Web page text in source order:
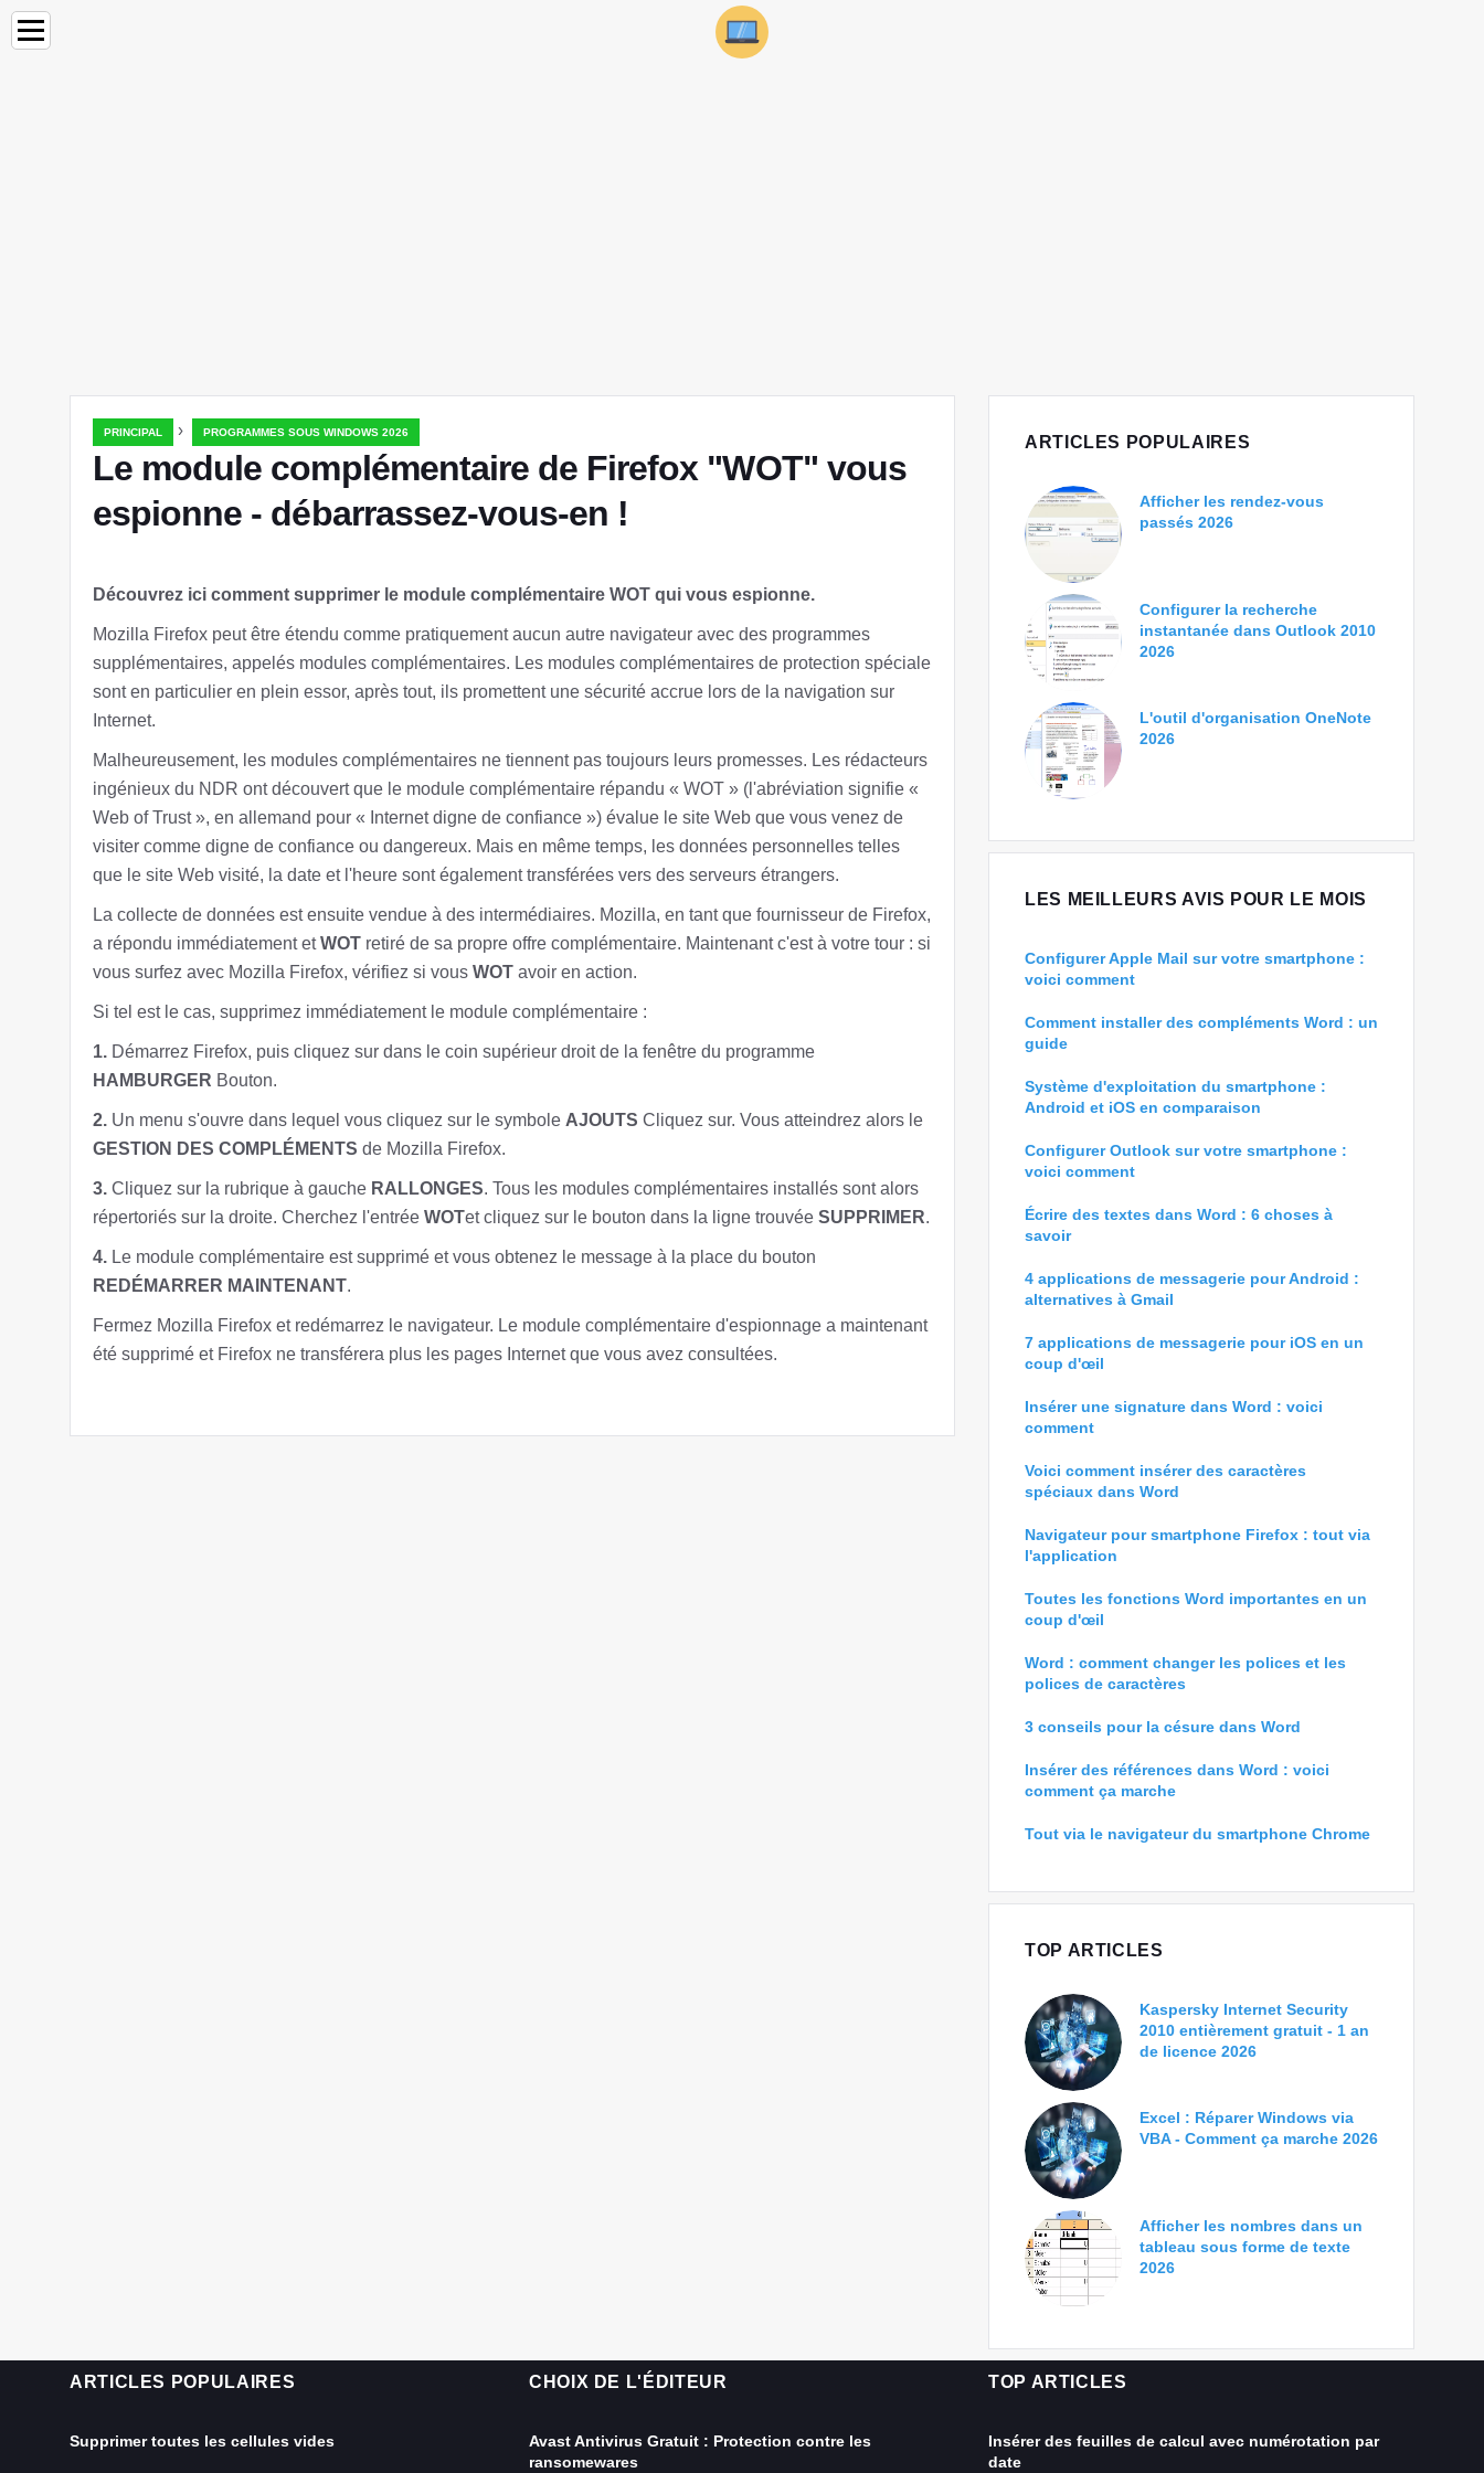
PRINCIPAL › PROGRAMMES SOUS WINDOWS 2026
Le module complémentaire de Firefox "WOT" vous
espionne - débarrassez-vous-en !
Découvrez ici comment supprimer le module complémentaire WOT qui vous espionne.
Mozilla Firefox peut être étendu comme pratiquement aucun autre navigateur avec des programmes
supplémentaires, appelés modules complémentaires. Les modules complémentaires de protection spéciale
sont en particulier en plein essor, après tout, ils promettent une sécurité accrue lors de la navigation sur
Internet.
Malheureusement, les modules complémentaires ne tiennent pas toujours leurs promesses. Les rédacteurs
ingénieux du NDR ont découvert que le module complémentaire répandu « WOT » (l'abréviation signifie «
Web of Trust », en allemand pour « Internet digne de confiance ») évalue le site Web que vous venez de
visiter comme digne de confiance ou dangereux. Mais en même temps, les données personnelles telles
que le site Web visité, la date et l'heure sont également transférées vers des serveurs étrangers.
La collecte de données est ensuite vendue à des intermédiaires. Mozilla, en tant que fournisseur de Firefox,
a répondu immédiatement etWOT retiré de sa propre offre complémentaire. Maintenant c'est à votre tour : si
vous surfez avec Mozilla Firefox, vérifiez si vous WOT avoir en action.
Si tel est le cas, supprimez immédiatement le module complémentaire :
1. Démarrez Firefox, puis cliquez sur dans le coin supérieur droit de la fenêtre du programme
HAMBURGER Bouton.
2. Un menu s'ouvre dans lequel vous cliquez sur le symbole AJOUTS Cliquez sur. Vous atteindrez alors le
GESTION DES COMPLÉMENTS de Mozilla Firefox.
3. Cliquez sur la rubrique à gauche RALLONGES. Tous les modules complémentaires installés sont alors
répertoriés sur la droite. Cherchez l'entrée WOTet cliquez sur le bouton dans la ligne trouvée SUPPRIMER.
4. Le module complémentaire est supprimé et vous obtenez le message à la place du bouton
REDÉMARRER MAINTENANT.
Fermez Mozilla Firefox et redémarrez le navigateur. Le module complémentaire d'espionnage a maintenant
été supprimé et Firefox ne transférera plus les pages Internet que vous avez consultées.
ARTICLES POPULAIRES
Afficher les rendez-vous
passés 2026
Configurer la recherche
instantanée dans Outlook 2010
2026
L'outil d'organisation OneNote
2026
LES MEILLEURS AVIS POUR LE MOIS
Configurer Apple Mail sur votre smartphone :
voici comment
Comment installer des compléments Word : un
guide
Système d'exploitation du smartphone :
Android et iOS en comparaison
Configurer Outlook sur votre smartphone :
voici comment
Écrire des textes dans Word : 6 choses à
savoir
4 applications de messagerie pour Android :
alternatives à Gmail
7 applications de messagerie pour iOS en un
coup d'œil
Insérer une signature dans Word : voici
comment
Voici comment insérer des caractères
spéciaux dans Word
Navigateur pour smartphone Firefox : tout via
l'application
Toutes les fonctions Word importantes en un
coup d'œil
Word : comment changer les polices et les
polices de caractères
3 conseils pour la césure dans Word
Insérer des références dans Word : voici
comment ça marche
Tout via le navigateur du smartphone Chrome
TOP ARTICLES
Kaspersky Internet Security
2010 entièrement gratuit - 1 an
de licence 2026
Excel : Réparer Windows via
VBA - Comment ça marche 2026
Afficher les nombres dans un
tableau sous forme de texte
2026
ARTICLES POPULAIRES
Supprimer toutes les cellules vides
CHOIX DE L'ÉDITEUR
Avast Antivirus Gratuit : Protection contre les
ransomewares
TOP ARTICLES
Insérer des feuilles de calcul avec numérotation par
date